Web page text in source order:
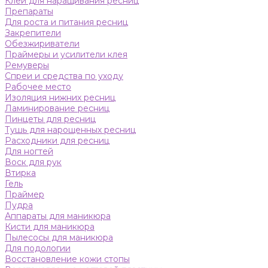
Препараты
Для роста и питания ресниц
Закрепители
Обезжириватели
Праймеры и усилители клея
Ремуверы
Спреи и средства по уходу
Рабочее место
Изоляция нижних ресниц
Ламинирование ресниц
Пинцеты для ресниц
Тушь для нарощенных ресниц
Расходники для ресниц
Для ногтей
Воск для рук
Втирка
Гель
Праймер
Пудра
Аппараты для маникюра
Кисти для маникюра
Пылесосы для маникюра
Для подологии
Восстановление кожи стопы